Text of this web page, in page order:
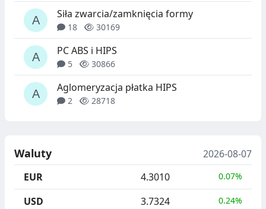
Siła zwarcia/zamknięcia formy
18 30169
PC ABS i HIPS
5 30866
Aglomeryzacja płatka HIPS
2 28718
Waluty
2026-08-07
EUR
4.3010 0.07%
USD 3.7324 0.24%